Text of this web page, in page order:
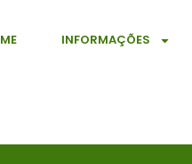
INFORMAÇÕES